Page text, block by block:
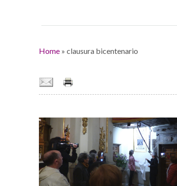
Home» clausura bicentenario